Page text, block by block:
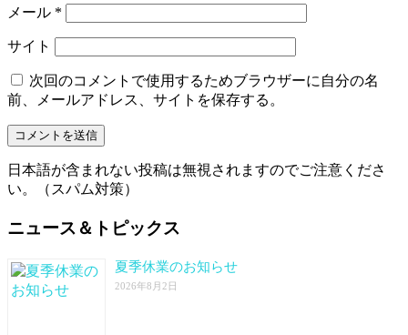
メール *
サイト
次回のコメントで使用するためブラウザーに自分の名
前、メールアドレス、サイトを保存する。
日本語が含まれない投稿は無視されますのでご注意くださ
い。（スパム対策）
ニュース＆トピックス
夏季休業のお知らせ
2026年8月2日